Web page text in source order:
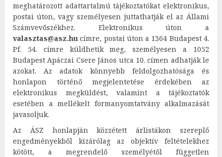
meghatározott adattartalmú tájékoztatókat elektronikus,
postai úton, vagy személyesen juttathatják el az Állami
Számvevőszékhez. Elektronikus úton a
valasztas@asz.hu címre, postai úton a 1364 Budapest 4.
Pf. 54. címre küldhetik meg, személyesen a 1052
Budapest Apáczai Csere János utca 10. címen adhatják le
azokat. Az adatok könnyebb feldolgozhatósága és
honlapon történő megjelentetése érdekében az
elektronikus megküldést, valamint a tájékoztatók
esetében a mellékelt formanyomtatvány alkalmazását
javasoljuk.
Az ÁSZ honlapján közzétett árlistákon szereplő
engedményekből kizárólag az objektív feltételekhez
kötött, a megrendelő személyétől független